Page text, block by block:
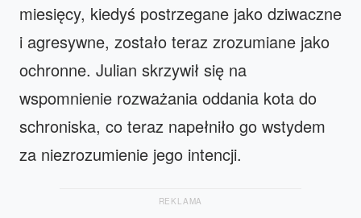
miesięcy, kiedyś postrzegane jako dziwaczne
i agresywne, zostało teraz zrozumiane jako
ochronne. Julian skrzywił się na
wspomnienie rozważania oddania kota do
schroniska, co teraz napełniło go wstydem
za niezrozumienie jego intencji.
REKLAMA